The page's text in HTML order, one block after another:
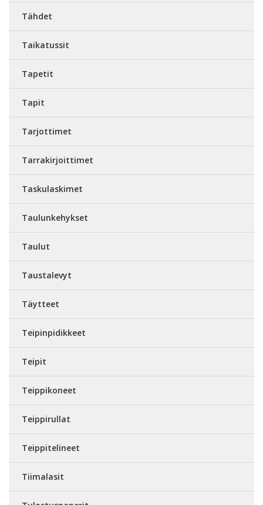
Tähdet
Taikatussit
Tapetit
Tapit
Tarjottimet
Tarrakirjoittimet
Taskulaskimet
Taulunkehykset
Taulut
Taustalevyt
Täytteet
Teipinpidikkeet
Teipit
Teippikoneet
Teippirullat
Teippitelineet
Tiimalasit